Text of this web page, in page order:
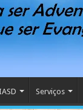
Serviços